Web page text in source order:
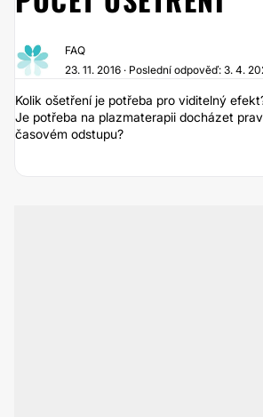
FAQ
23. 11. 2016 · Poslední odpověď: 3. 4.
Kolik ošetření je potřeba pro viditelný
Je potřeba na plazmaterapii docházet
časovém odstupu?